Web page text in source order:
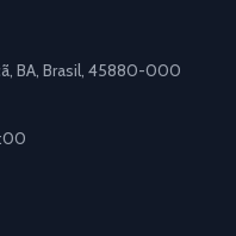
BA, Brasil, 45880-000